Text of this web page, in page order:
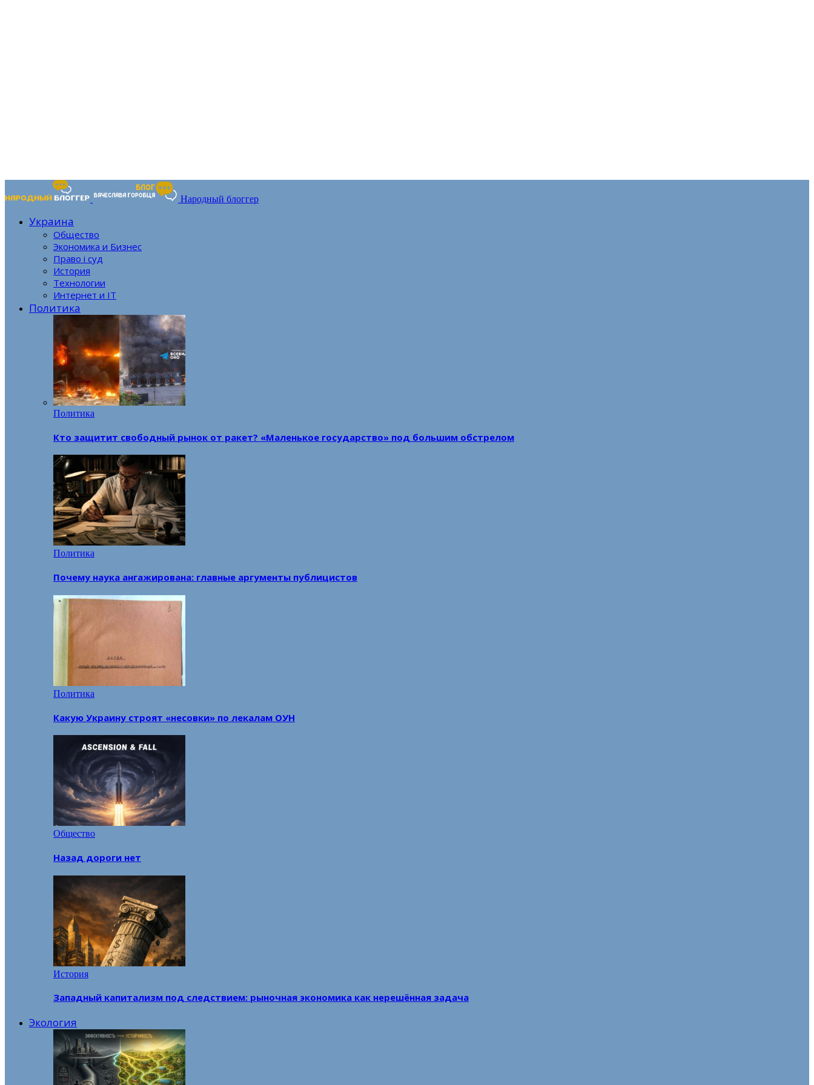
Народный блоггер
Украина
Общество
Экономика и Бизнес
Право і суд
История
Технологии
Интернет и IT
Политика
Политика
Кто защитит свободный рынок от ракет? «Маленькое государство» под большим обстрелом
Политика
Почему наука ангажирована: главные аргументы публицистов
Политика
Какую Украину строят «несовки» по лекалам ОУН
Общество
Назад дороги нет
История
Западный капитализм под следствием: рыночная экономика как нерешённая задача
Экология